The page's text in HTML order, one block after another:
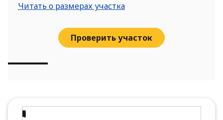
Читать о размерах участка
Проверить участок